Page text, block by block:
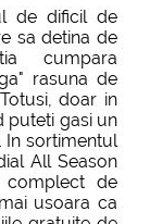
de dificil de
sa detina de
cumpara
rasuna de
doar in
puteti gasi un
sortimentul
All Season
complect de
usoara ca